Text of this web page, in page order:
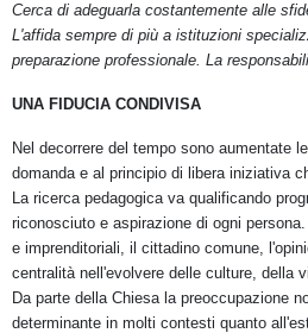
Cerca di adeguarla costantemente alle
L'affida sempre di più a istituzioni
preparazione professionale. La
UNA FIDUCIA CONDIVISA
Nel decorrere del tempo sono aumentate
domanda e al principio di libera iniziativa
La ricerca pedagogica va qualificando
riconosciuto e aspirazione di ogni
e imprenditoriali, il cittadino comune,
centralità nell'evolvere delle culture, della
Da parte della Chiesa la preoccupazione
determinante in molti contesti quanto